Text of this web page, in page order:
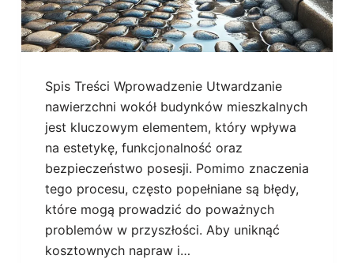
Spis Treści Wprowadzenie Utwardzanie
nawierzchni wokół budynków mieszkalnych
jest kluczowym elementem, który wpływa
na estetykę, funkcjonalność oraz
bezpieczeństwo posesji. Pomimo znaczenia
tego procesu, często popełniane są błędy,
które mogą prowadzić do poważnych
problemów w przyszłości. Aby uniknąć
kosztownych napraw i…